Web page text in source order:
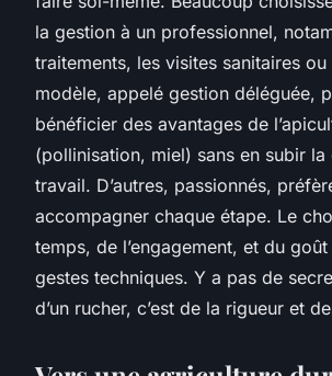
la gestion à un professionnel,
traitements, les visites sanitaires
modèle, appelé gestion déléguée,
bénéficier des avantages de
(pollinisation, miel) sans en subir la
travail. D’autres, passionnés,
accompagner chaque étape. Le
temps, de l’engagement, et du
gestes techniques. Y a pas de
d’un rucher, c’est de la rigueur et